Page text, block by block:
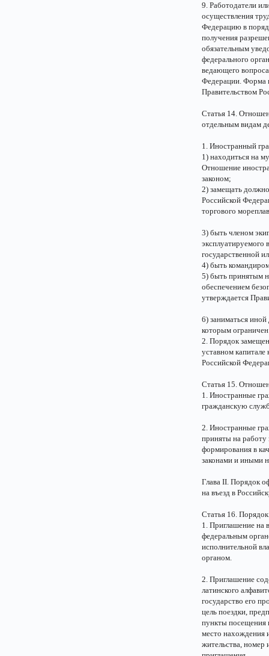
9. Работодатели
осуществления
Федерацию в
получения
обязательным
федерального
ведающего
Федерации. Форма
Правительством
Статья 14.
отдельным видам
1. Иностранный
1) находиться на
Отношение
законом;
2) замещать
Российской
торгового
3) быть членом
эксплуатируемого
государственной
4) быть
5) быть принятым
обеспечением
утверждается
6) заниматься
которым
2. Порядок
уставном
Российской
Статья 15.
1. Иностранные
гражданскую
2. Иностранные
приняты на
формирования в
законами и иными
Глава II. Порядок
на въезд в
Статья 16.
1. Приглашение на
федеральным
исполнительной
органом.
2. Приглашение
латинского
государство его
цель поездки,
пункты посещения
место нахождения
жительства, номер